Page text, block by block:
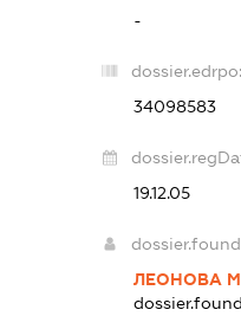
-
dossier.edrpo:
34098583
19.12.05
ЛЕОНОВА